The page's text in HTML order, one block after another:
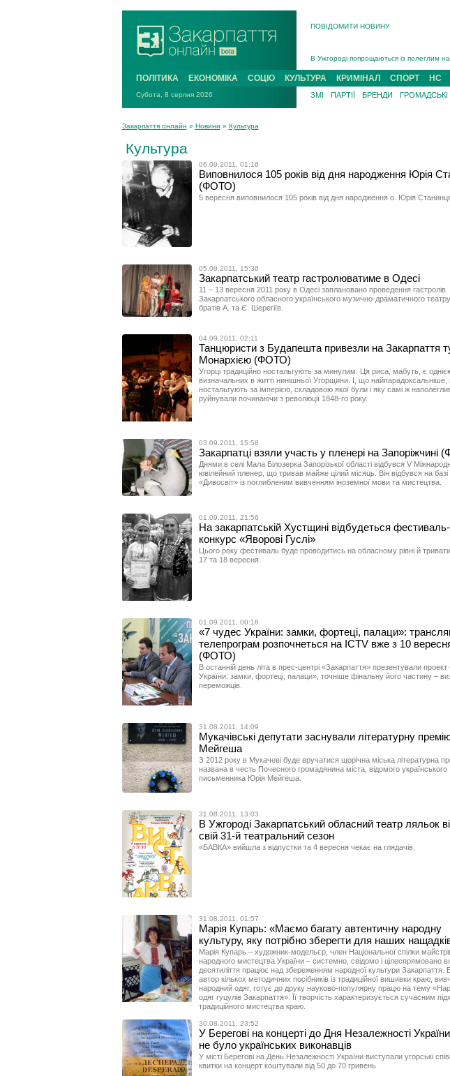
ПОВІДОМИТИ НОВИНУ
В Ужгороді 5 серпня попрощаються із
Підтвердили загибель захисника із
На війні з рф поліг військовий з
ПОЛІТИКА ЕКОНОМІКА СОЦІО КУЛЬТУРА КРИМІНАЛ СПОРТ НС
Субота, 8 серпня 2026 ЗМІ ПАРТІЇ БРЕНДИ ГРОМАДСЬКІ
Закарпаття онлайн » Новини » Культура
Культура
06.09.2011, 01:16
Виповнилося 105 років від дня народження Юрія
(ФОТО)
5 вересня виповнилося 105 років від дня народження о. Юрія
05.09.2011, 15:36
Закарпатський театр гастролюватиме в Одесі
11 – 13 вересня 2011 року в Одесі заплановано проведення гастролів
Закарпатського обласного українського музично-драматичного театру
братів А. та Є. Шерегіїв.
04.09.2011, 02:11
Танцюристи з Будапешта привезли на Закарпаття
Монархією (ФОТО)
Угорці традиційно ностальгують за минулим. Ця риса, мабуть, є
визначальних в житті нинішньої Угорщини. І, що найпарадоксальніше,
ностальгують за імперією, складовою якої були і яку самі ж
руйнували починаючи з революції 1848-го року.
03.09.2011, 15:58
Закарпатці взяли участь у пленері на Запоріжчині
Днями в селі Мала Білозерка Запорізької області відбувся V
ювілейний пленер, що тривав майже цілий місяць. Він відбувся на базі
«Дивосвіт» із поглибленим вивченням іноземної мови та мистецтва.
01.09.2011, 21:56
На закарпатській Хустщині відбудеться фестиваль-
конкурс «Яворові Гуслі»
Цього року фестиваль буде проводитись на обласному рівні й
17 та 18 вересня.
01.09.2011, 00:18
«7 чудес України: замки, фортеці, палаци»:
телепрограм розпочнеться на ICTV вже з 10
(ФОТО)
В останній день літа в прес-центрі «Закарпаття» презентували проект
України: замки, фортеці, палаци», точніше фінальну його частину –
переможців.
31.08.2011, 14:09
Мукачівські депутати заснували літературну
Мейгеша
З 2012 року в Мукачеві буде вручатися щорічна міська літературна
названа в честь Почесного громадянина міста, відомого українського
письменника Юрія Мейгеша.
31.08.2011, 13:03
В Ужгороді Закарпатський обласний театр ляльок
свій 31-й театральний сезон
«БАВКА» вийшла з відпустки та 4 вересня чекає на глядачів.
31.08.2011, 01:57
Марія Купарь: «Маємо багату автентичну народну
культуру, яку потрібно зберегти для наших
Марія Купарь – художник-модельєр, член Національної спілки
народного мистецтва України – системно, свідомо і цілеспрямовано
десятиліття працює над збереженням народної культури Закарпаття.
автор кількох методичних посібників із традиційної вишивки краю,
народний одяг, готує до друку науково-популярну працю на тему
одяг гуцулів Закарпаття». Її творчість характеризується сучасним
традиційного мистецтва краю.
30.08.2011, 23:52
У Берегові на концерті до Дня Незалежності
не було українських виконавців
У місті Берегові на День Незалежності України виступали угорські
квитки на концерт коштували від 50 до 70 гривень